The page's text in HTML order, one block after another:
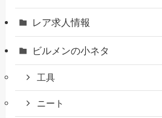
レア求人情報
ビルメンの小ネタ
工具
ニート